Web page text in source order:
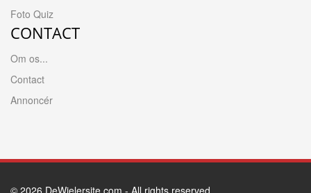
Foto Quiz
CONTACT
Om os...
Contact
Annoncér
© 2026 DeWielersite.com - All rights reserved.